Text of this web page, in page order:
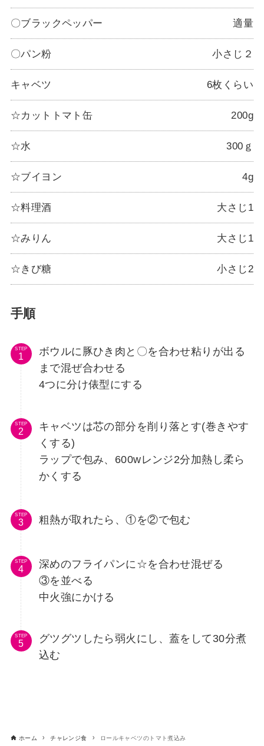
〇ブラックペッパー 適量
〇パン粉 小さじ２
キャベツ 6枚くらい
☆カットトマト缶 200g
☆水 300ｇ
☆ブイヨン 4g
☆料理酒 大さじ1
☆みりん 大さじ1
☆きび糖 小さじ2
手順
STEP
ボウルに豚ひき肉と〇を合わせ粘りが出る
まで混ぜ合わせる
4つに分け俵型にする
STEP
キャベツは芯の部分を削り落とす(巻きやす
くする)
ラップで包み、600wレンジ2分加熱し柔ら
かくする
STEP 粗熱が取れたら、①を②で包む
STEP
深めのフライパンに☆を合わせ混ぜる
③を並べる
中火強にかける
STEP
グツグツしたら弱火にし、蓋をして30分煮
込む
ホーム チャレンジ食 ロールキャベツのトマト煮込み